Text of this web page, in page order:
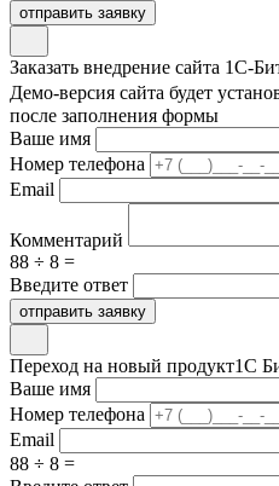
отправить заявку
Заказать внедрение сайта 1С-
Демо-версия сайта будет
после заполнения формы
Ваше имя
Номер телефона
Email
Комментарий
88 ÷ 8 =
Введите ответ
отправить заявку
Переход на новый продукт1С
Ваше имя
Номер телефона
Email
88 ÷ 8 =